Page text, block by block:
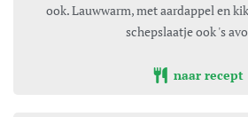
ook. Lauwwarm, met aardappel en
schepslaatje ook 's
naar recept